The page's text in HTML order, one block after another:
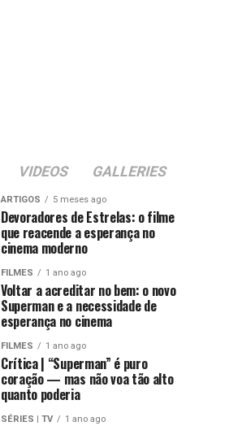
VIDEOS GALLERIES
ARTIGOS 5 meses ago
Devoradores de Estrelas: o filme
que reacende a esperança no
cinema moderno
FILMES 1 ano ago
Voltar a acreditar no bem: o novo
Superman e a necessidade de
esperança no cinema
FILMES 1 ano ago
Crítica | “Superman” é puro
coração — mas não voa tão alto
quanto poderia
SÉRIES | TV 1 ano ago